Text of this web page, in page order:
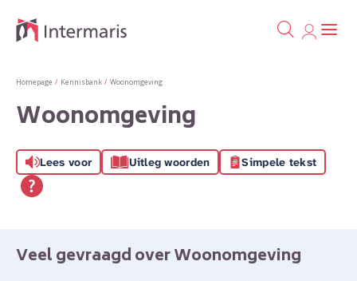
Naar hoofdinhoud
Naar hoofdnavigatiemenu
Naar zoeken
Naar de homepage Ga
Homepage Kennisbank Woonomgeving
Woonomgeving
Lees voor Uitleg woorden Simpele tekst
Veel gevraagd over Woonomgeving